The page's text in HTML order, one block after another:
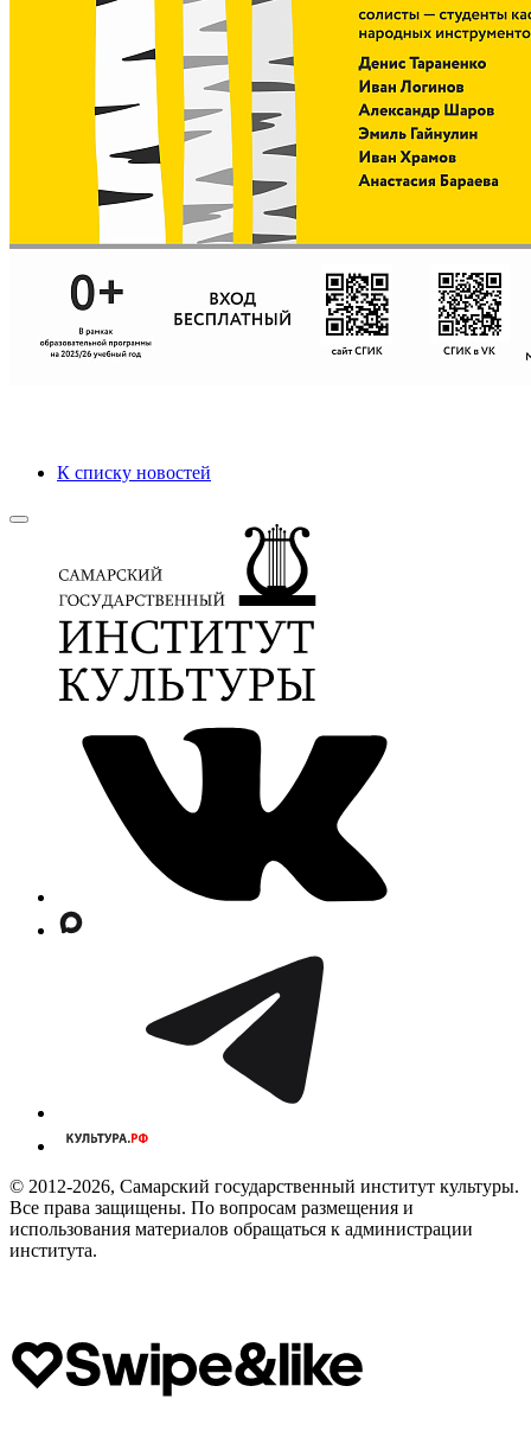
К списку новостей
© 2012-2026, Самарский государственный институт культуры.
Все права защищены. По вопросам размещения и
использования материалов обращаться к администрации
института.